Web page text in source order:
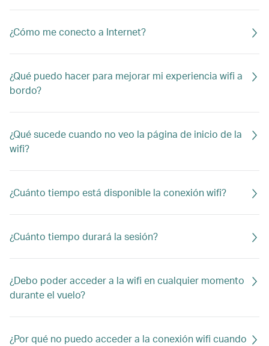
¿Cómo me conecto a Internet?
¿Qué puedo hacer para mejorar mi experiencia wifi a
bordo?
¿Qué sucede cuando no veo la página de inicio de la
wifi?
¿Cuánto tiempo está disponible la conexión wifi?
¿Cuánto tiempo durará la sesión?
¿Debo poder acceder a la wifi en cualquier momento
durante el vuelo?
¿Por qué no puedo acceder a la conexión wifi cuando